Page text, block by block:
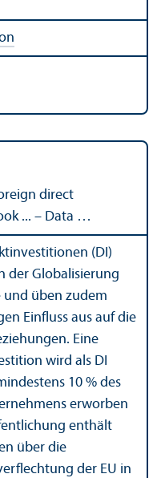
direct
... – Data …
(DI)
der Globalisierung
und üben zudem
Einfluss aus auf die
Eine
wird als DI
10 % des
erworben
enthält
über die
der EU in